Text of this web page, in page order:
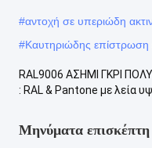
#αντοχή σε υπεριώδη
#Καυτηριώδης επίστρωση
RAL9006 ΑΣΗΜΙ ΓΚΡΙ
: RAL & Pantone με λεία
Μηνύματα επισκέπτη